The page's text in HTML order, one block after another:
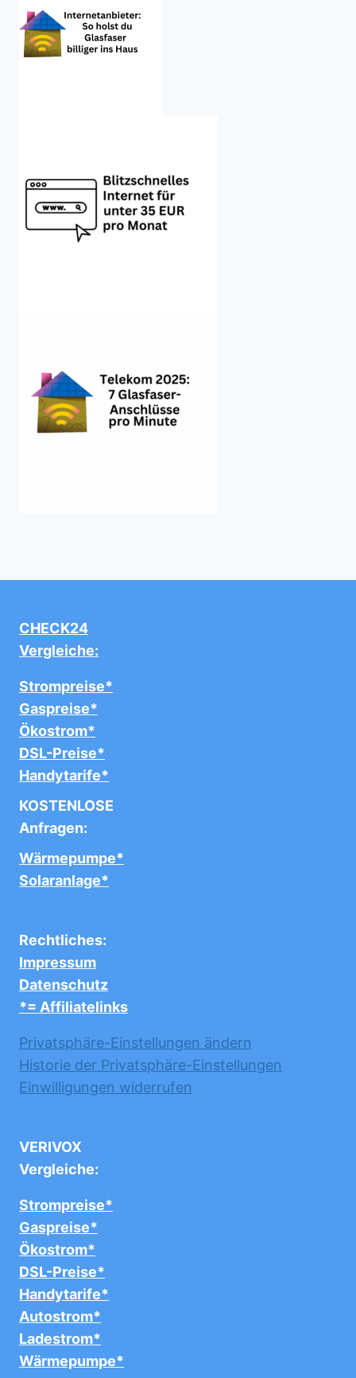
CHECK24
Vergleiche:
Strompreise*
Gaspreise*
Ökostrom*
DSL-Preise*
Handytarife*
KOSTENLOSE
Anfragen:
Wärmepumpe*
Solaranlage*
Rechtliches:
Impressum
Datenschutz
*= Affiliatelinks
Privatsphäre-Einstellungen ändern
Historie der Privatsphäre-Einstellungen
Einwilligungen widerrufen
VERIVOX
Vergleiche:
Strompreise*
Gaspreise*
Ökostrom*
DSL-Preise*
Handytarife*
Autostrom*
Ladestrom*
Wärmepumpe*